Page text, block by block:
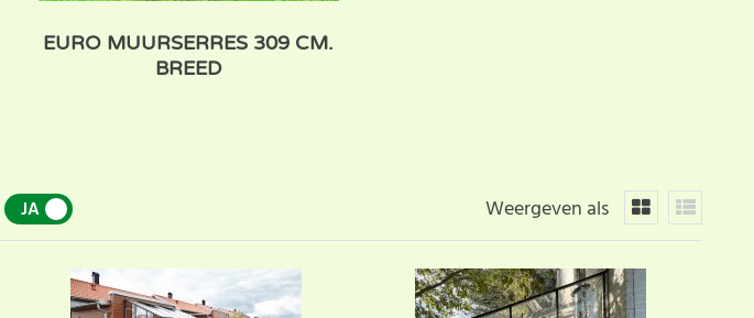
EURO MUURSERRES 309 CM.
BREED
Weergeven als
JA